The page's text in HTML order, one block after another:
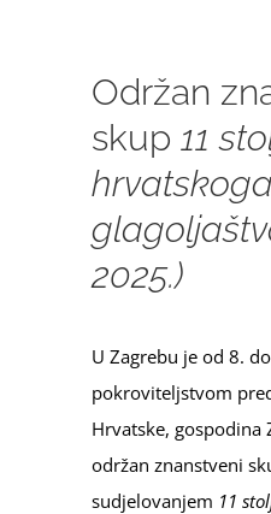
Održan
skup11
hrvatskoga
2025.)
U Zagrebu je od 8.
pokroviteljstvom
Hrvatske, gospodina
održan znanstveni
sudjelovanjem 11